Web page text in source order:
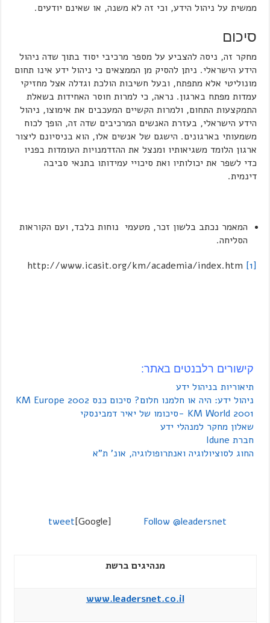
ממשית על ניהול הידע, וכי זה לא משנה, או שאינם יודעים.
סיכום
מחקר זה, ניסה להצביע על מספר מרכיבי יסוד בתוך שדה ניהול
הידע הישראלי. ניתן להסיק מן הממצאים כי ניהול ידע אינו תחום
מונוליטי אלא מתפתח, ובעל חשיבות הולכת וגדלה אצל מחזיקי
עמדות מפתח בארגון. נראה, כי למרות חוסר האחידות בשאלת
התמקצעות התחום, ולמרות הקשיים המעכבים את אימוצו, ניהול
הידע הישראלי, בעזרת האנשים המרכיבים שדה זה, הופך לכוח
משמעותי בארגונים. הישגם של אנשים אלו, הוא בניסיונם ליצור
ארגון הלומד משגיאותיו ומנצל את ההזדמנויות העומדות בפניו
כדי לשפר את יכולותיו ואת סיכויי עמידותו בתנאי סביבה
דינמית.
המאמר נכתב בלשון זכר, מטעמי נוחות בלבד, ועם הקוראות
הסליחה.
[1]
קישורים רלבנטים באתר:
תיאוריות בניהול ידע
ניהול ידע: היה או חלמנו חלום? סיכום כנס KM Europe 2002
שאלון מחקר למנהלי ידע
חברת Idune
החוג לסוציולוגיה ואנתרופולוגיה, אונ' ת"א
tweet[Google] Follow @leadersnet
מנהיגים ברשת
www.leadersnet.co.il